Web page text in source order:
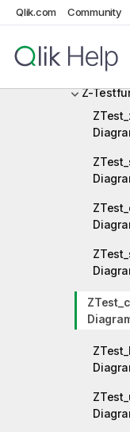
Qlik.com Community
Tests
T-
Z-